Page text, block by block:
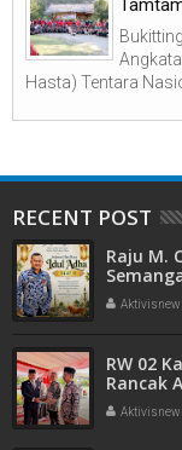
Hasta) Tentara
RECENT POST
Raju M.
RW 02
Rancak